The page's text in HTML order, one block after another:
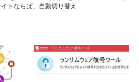
トならば、自動切り替え